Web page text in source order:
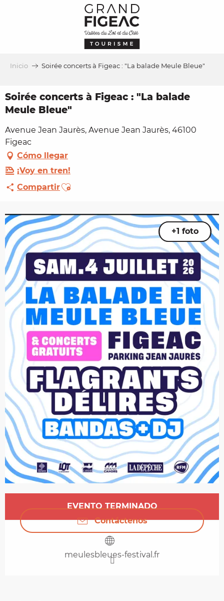
Inicio Soirée concerts à Figeac : "La balade Meule Bleue"
Soirée concerts à Figeac : "La balade
Meule Bleue"
Avenue Jean Jaurès, Avenue Jean Jaurès, 46100
Figeac
Cómo llegar
¡Voy en tren!
CompartirAjouter aux favoris
+1 foto
Horarios y datos de contacto
EVENTO TERMINADO
Contáctenos
meulesbleues-festival.fr